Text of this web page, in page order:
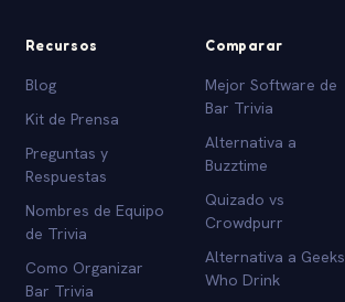
Recursos
Blog
Kit de Prensa
Preguntas y
Respuestas
Nombres de Equipo
de Trivia
Como Organizar
Bar Trivia
Comparar
Mejor Software de
Bar Trivia
Alternativa a
Buzztime
Quizado vs
Crowdpurr
Alternativa a Geeks
Who Drink